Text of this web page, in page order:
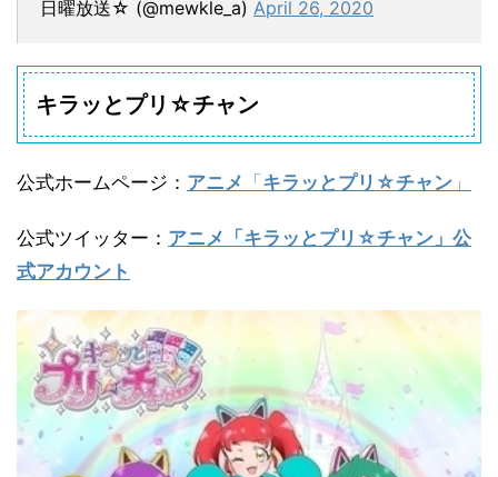
日曜放送☆ (@mewkle_a) April 26, 2020
キラッとプリ☆チャン
公式ホームページ ： アニメ 「キラッとプリ☆チャン 」
公式ツイッター ： アニメ「キラッとプリ☆チャン」公
式アカウント